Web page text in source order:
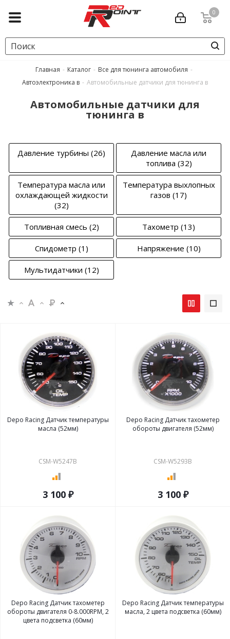
0
Главная - Каталог - Все для тюнинга автомобиля -
Автоэлектроника в - Автомобильные датчики для тюнинга в
Автомобильные датчики для
тюнинга в
Давление турбины (26)
Давление масла или
топлива (32)
Температура масла или
охлаждающей жидкости
(32)
Температура выхлопных
газов (17)
Топливная смесь (2) Тахометр (13)
Спидометр (1) Напряжение (10)
Мультидатчики (12)
Depo Racing Датчик температуры
масла (52мм)
CSM-W5247B
3 100 ₽
Depo Racing Датчик тахометер
обороты двигателя (52мм)
CSM-W5293B
3 100 ₽
Depo Racing Датчик тахометер
обороты двигателя 0-8.000RPM, 2
цвета подсветка (60мм)
Depo Racing Датчик температуры
масла, 2 цвета подсветка (60мм)